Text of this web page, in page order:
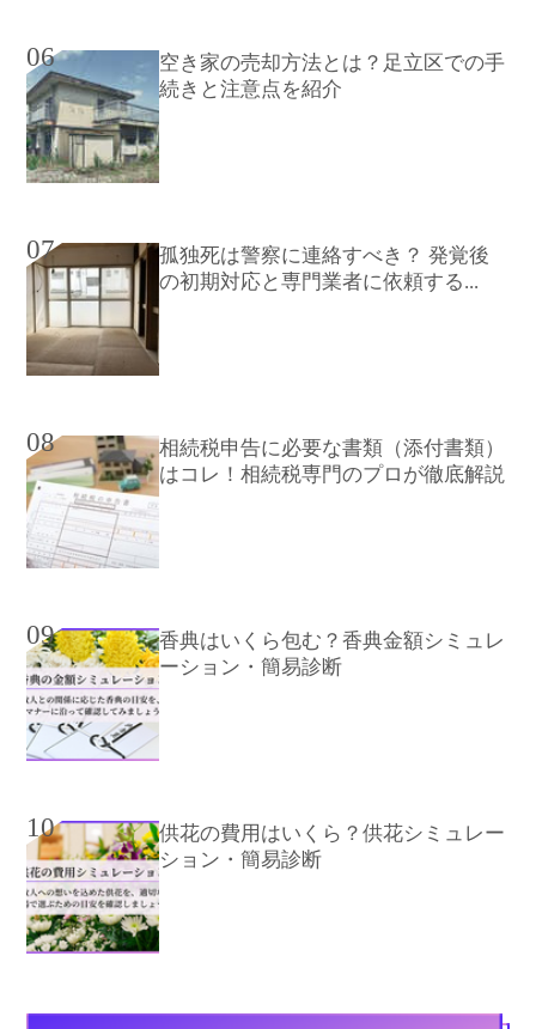
06
空き家の売却方法とは？足立区での手
続きと注意点を紹介
07
孤独死は警察に連絡すべき？ 発覚後
の初期対応と専門業者に依頼する...
08
相続税申告に必要な書類（添付書類）
はコレ！相続税専門のプロが徹底解説
09
香典はいくら包む？香典金額シミュレ
ーション・簡易診断
10
供花の費用はいくら？供花シミュレー
ション・簡易診断